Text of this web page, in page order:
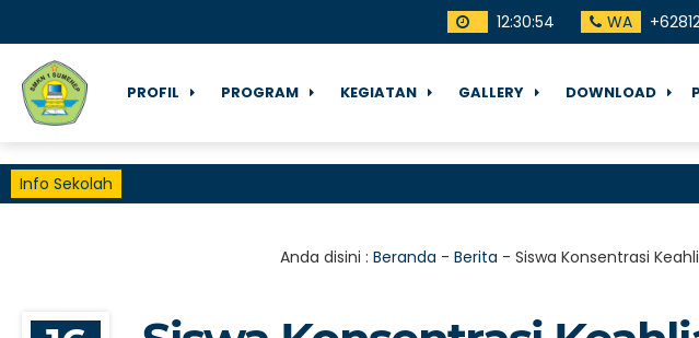
12:30:55 WA
PROFIL PROGRAM KEGIATAN GALLERY DOWNLOAD
Info Sekolah
Anda disini : Beranda - Berita - Siswa Konsentrasi